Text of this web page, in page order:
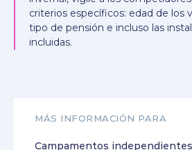
criterios específicos: edad de los
tipo de pensión e incluso las
incluidas.
MÁS INFORMACIÓN PARA
Campamentos